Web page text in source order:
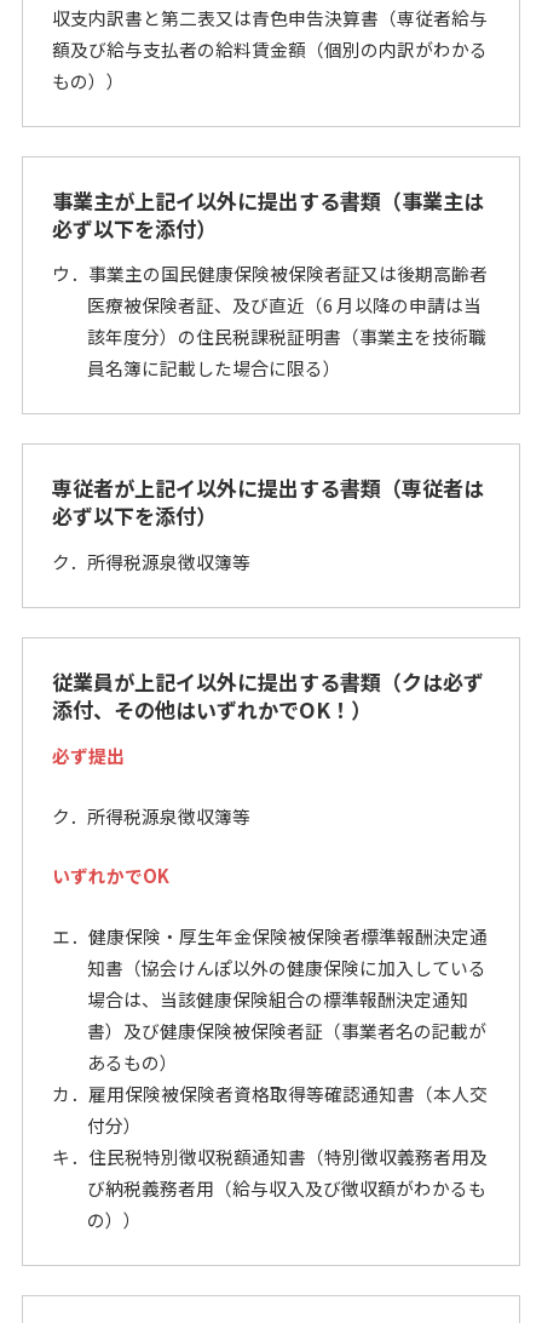
収支内訳書と第二表又は青色申告決算書（専従者給与
額及び給与支払者の給料賃金額（個別の内訳がわかる
もの））
事業主が上記イ以外に提出する書類（事業主は
必ず以下を添付）
ウ．事業主の国民健康保険被保険者証又は後期高齢者
医療被保険者証、及び直近（6 月以降の申請は当
該年度分）の住民税課税証明書（事業主を技術職
員名簿に記載した場合に限る）
専従者が上記イ以外に提出する書類（専従者は
必ず以下を添付）
ク．所得税源泉徴収簿等
従業員が上記イ以外に提出する書類（クは必ず
添付、その他はいずれかでOK！）
必ず提出
ク．所得税源泉徴収簿等
いずれかでOK
エ．健康保険・厚生年金保険被保険者標準報酬決定通
知書（協会けんぽ以外の健康保険に加入している
場合は、当該健康保険組合の標準報酬決定通知
書）及び健康保険被保険者証（事業者名の記載が
あるもの）
カ．雇用保険被保険者資格取得等確認通知書（本人交
付分）
キ．住民税特別徴収税額通知書（特別徴収義務者用及
び納税義務者用（給与収入及び徴収額がわかるも
の））